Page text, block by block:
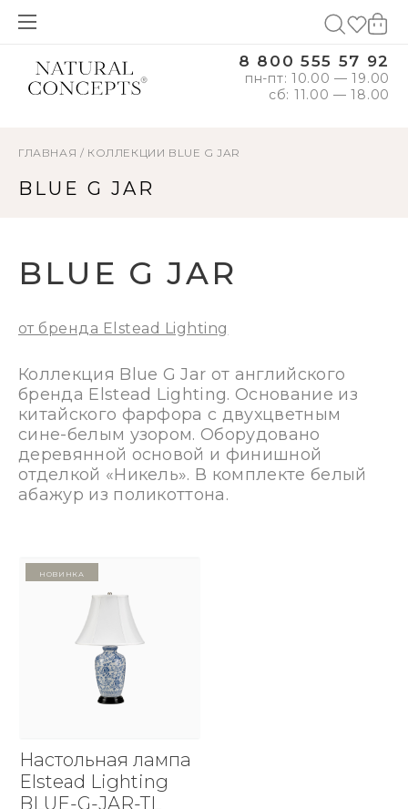
8 800 555 57 92
пн-пт: 10.00 — 19.00
сб: 11.00 — 18.00
ГЛАВНАЯ / КОЛЛЕКЦИИ BLUE G JAR
BLUE G JAR
BLUE G JAR
от бренда Elstead Lighting
Коллекция Blue G Jar от английского
бренда Elstead Lighting. Основание из
китайского фарфора с двухцветным
сине-белым узором. Оборудовано
деревянной основой и финишной
отделкой «Никель». В комплекте белый
абажур из поликоттона.
Новинка
Настольная лампа
Elstead Lighting
BLUE-G-JAR-TL